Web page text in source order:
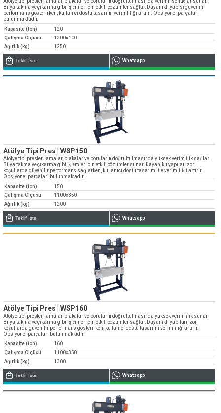
Atölye tipi presler, lamalar, plakalar ve boruların doğrultulmasında verimli sonuçlar sunar.
Bilya takma ve çıkarma gibi işlemler için etkili çözümler sağlar. Dayanıklı yapısı güvenilir
performans gösterirken, kullanıcı dostu tasarımı verimliliği artırır. Opsiyonel parçaları
bulunmaktadır.
Kapasite (ton)
120
Çalışma Ölçüsü
1200x400
Ağırlık (kg)
1250
Teklif İste Whatsapp
Atölye Tipi Pres | WSP150
Atölye tipi presler, lamalar, plakalar ve boruların doğrultulmasında yüksek verimlilik sağlar.
Bilya takma ve çıkarma gibi işlemler için etkili çözümler sunar. Dayanıklı yapıları zor
koşullarda güvenilir performans sağlarken, kullanıcı dostu tasarımı ile verimliliği artırır.
Opsiyonel parçaları bulunmaktadır.
Kapasite (ton)
150
Çalışma Ölçüsü
1100x350
Ağırlık (kg)
1200
Teklif İste Whatsapp
Atölye Tipi Pres | WSP160
Atölye tipi presler, lamalar, plakalar ve boruların doğrultulmasında yüksek verimlilik sunar.
Bilya takma ve çıkarma gibi işlemler için etkili çözümler sağlar. Dayanıklı yapıları, zor
koşullarda güvenilir performans gösterirken, kullanıcı dostu tasarımı verimliliği artırır.
Opsiyonel parçaları bulunmaktadır.
Kapasite (ton)
160
Çalışma Ölçüsü
1100x350
Ağırlık (kg)
1300
Teklif İste Whatsapp